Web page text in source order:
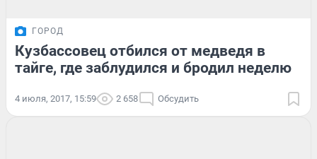
ГОРОД
Кузбассовец отбился от медведя в
тайге, где заблудился и бродил неделю
4 июля, 2017, 15:59 2 658 Обсудить